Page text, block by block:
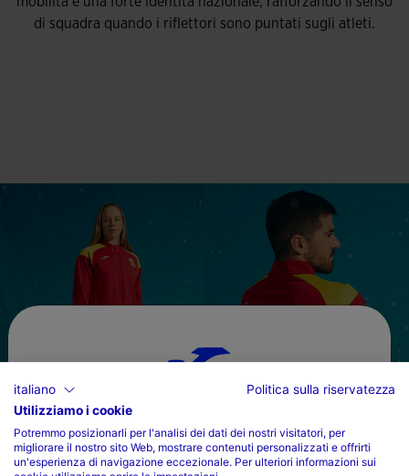
di squadra quando i riflettori sono puntati sugli atleti.
Scegli il tuo paese e la tua lingua
Paese
italiano
Politica sulla riservatezza
Utilizziamo i cookie
Potremmo posizionarli per l'analisi dei dati dei nostri visitatori, per
migliorare il nostro sito Web, mostrare contenuti personalizzati e offrirti
un'esperienza di navigazione eccezionale. Per ulteriori informazioni sui